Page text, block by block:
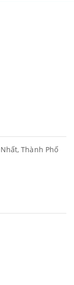
Thành Phố